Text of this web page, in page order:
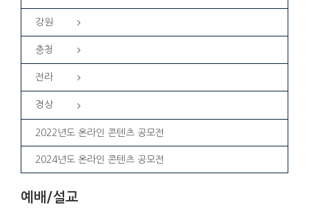
강원
충청
전라
경상
2022년도 온라인 콘텐츠 공모전
2024년도 온라인 콘텐츠 공모전
예배/설교